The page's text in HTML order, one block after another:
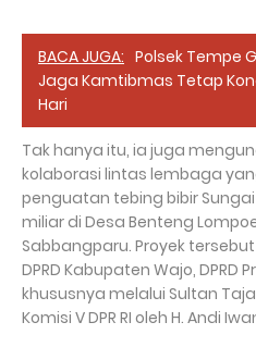
BACA JUGA: Polsek Tempe
Jaga Kamtibmas Tetap
Hari
Tak hanya itu, ia juga
kolaborasi lintas lembaga
penguatan tebing bibir Sungai
miliar di Desa Benteng
Sabbangparu. Proyek
DPRD Kabupaten Wajo, DPRD
khususnya melalui Sultan
Komisi V DPR RI oleh H. Andi